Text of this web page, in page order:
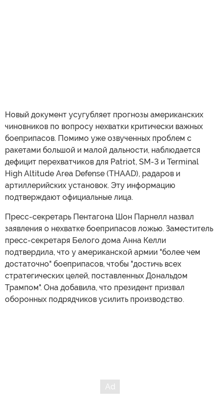
Новый документ усугубляет прогнозы американских
чиновников по вопросу нехватки критически важных
боеприпасов. Помимо уже озвученных проблем с
ракетами большой и малой дальности, наблюдается
дефицит перехватчиков для Patriot, SM-3 и Terminal
High Altitude Area Defense (THAAD), радаров и
артиллерийских установок. Эту информацию
подтверждают официальные лица.
Пресс-секретарь Пентагона Шон Парнелл назвал
заявления о нехватке боеприпасов ложью. Заместитель
пресс-секретаря Белого дома Анна Келли
подтвердила, что у американской армии "более чем
достаточно" боеприпасов, чтобы "достичь всех
стратегических целей, поставленных Дональдом
Трампом". Она добавила, что президент призвал
оборонных подрядчиков усилить производство.